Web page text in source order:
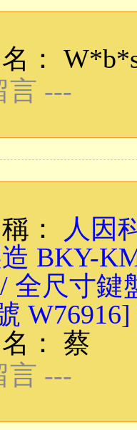
言 ---
：
人因
BKY-
全尺寸鍵
W76916]
蔡
言 ---